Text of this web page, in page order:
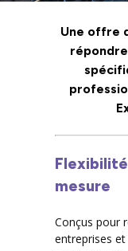
Une offre
mesure
Conçus pour
entreprises